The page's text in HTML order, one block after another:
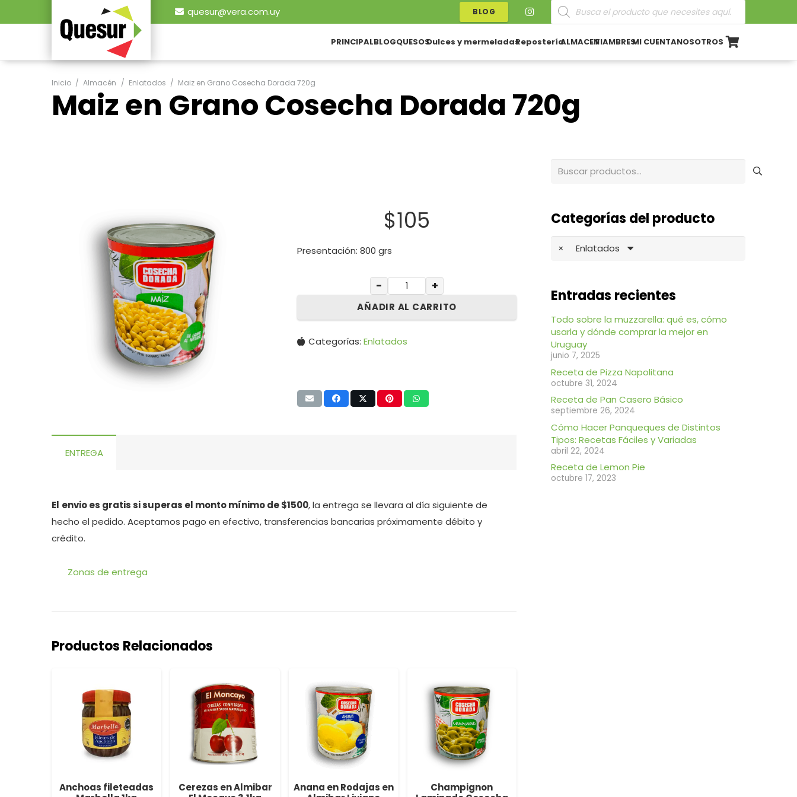
quesur@vera.com.uy BLOG
Búsqueda
de
productos
PRINCIPALBLOGQUESOSDulces y mermeladasReposteríaALMACENFIAMBRESMI CUENTANOSOTROS
Inicio / Almacén / Enlatados / Maiz en Grano Cosecha Dorada 720g
Maiz en Grano Cosecha Dorada 720g
$105
Presentación: 800 grs
− +
AÑADIR AL CARRITO
Categorías:Enlatados
ENTREGA
El envio es gratis si superas el monto mínimo de $1500, la entrega se llevara al día siguiente de
hecho el pedido. Aceptamos pago en efectivo, transferencias bancarias próximamente débito y
crédito.
Zonas de entrega
Productos Relacionados
Anchoas fileteadas
Cerezas en Almibar
Anana en Rodajas en
Champignon
Buscar
Categorías del producto
× Enlatados
Entradas recientes
Todo sobre la muzzarella: qué es, cómo
usarla y dónde comprar la mejor en
Uruguay
junio 7, 2025
Receta de Pizza Napolitana
octubre 31, 2024
Receta de Pan Casero Básico
septiembre 26, 2024
Cómo Hacer Panqueques de Distintos
Tipos: Recetas Fáciles y Variadas
abril 22, 2024
Receta de Lemon Pie
octubre 17, 2023